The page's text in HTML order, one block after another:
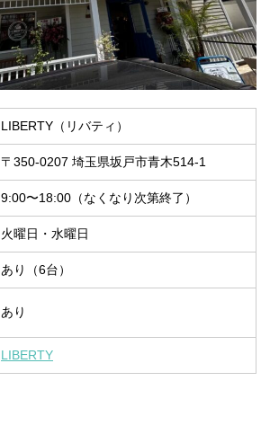
LIBERTY（リバティ）
〒350-0207 埼玉県坂戸市青木514-1
9:00〜18:00（なくなり次第終了）
火曜日・水曜日
あり（6台）
あり
LIBERTY